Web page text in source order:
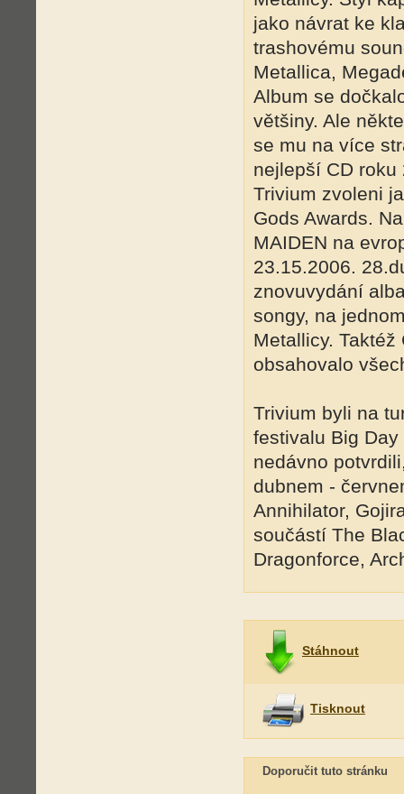
jako návrat ke
trashovému
Metallica,
Album se
většiny. Ale
se mu na více
nejlepší CD roku
Trivium zvoleni
Gods Awards.
MAIDEN na
23.15.2006.
znovuvydání
songy, na
Metallicy.
obsahovalo
Trivium byli na
festivalu Big
nedávno
dubnem -
Annihilator,
součástí The
Dragonforce,
Stáhnout
Tisknout
Doporučit tuto stránku